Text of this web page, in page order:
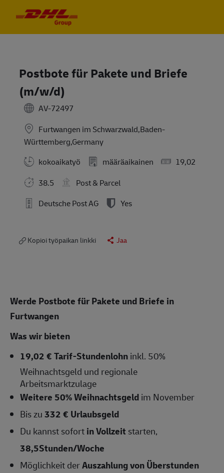
Postbote für Pakete und Briefe
(m/w/d)
AV-72497
Furtwangen im Schwarzwald,Baden-
Württemberg,Germany
kokoaikatyö
määräaikainen
19,02
38.5
Post & Parcel
Deutsche Post AG
Yes
Kopioi työpaikan linkki Jaa
Werde Postbote für Pakete und Briefe in
Furtwangen
Was wir bieten
19,02 € Tarif-Stundenlohninkl. 50%
Weihnachtsgeld und regionale
Arbeitsmarktzulage
Weitere 50% Weihnachtsgeldim November
Bis zu332 € Urlaubsgeld
Du kannst sofortin Vollzeit starten,
38,5Stunden/Woche
Möglichkeit derAuszahlung von Überstunden